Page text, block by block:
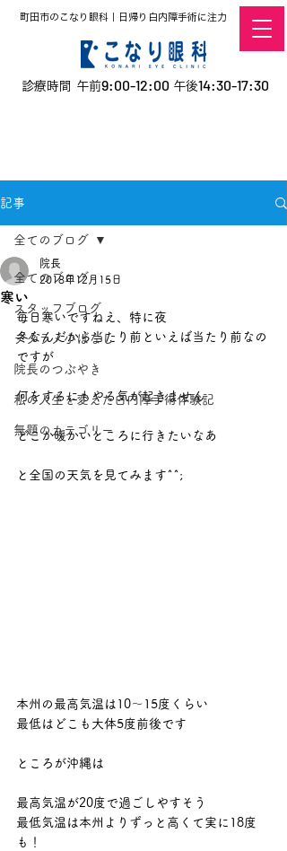
町田市のこなり眼科｜日帰り白内障手術に注力
診療時間 午前9:00-12:00 午後14:30-17:30
記事
全てのブログ
スタッフブログ
デタラメ小ばなし
院長のつぶやき
私の人生を変えた白内障手術体験記
無題のカテゴリー
全てのブログ
寒い
院長
2018年12月15日
毎日寒いですねえ、特に夜
冬なんだから当たり前といえば当たり前なの
ですが
何をするにもやる気が起きません
どこか暖かいところに行きたいなあ
と全国の天気を見てみます^^;
本州の最高気温は10～15度くらい
最低はどこも大体5度前後です
ところが沖縄は
最高気温が20度で過ごしやすそう
最低気温は本州よりずっと高くて実に18度
も！